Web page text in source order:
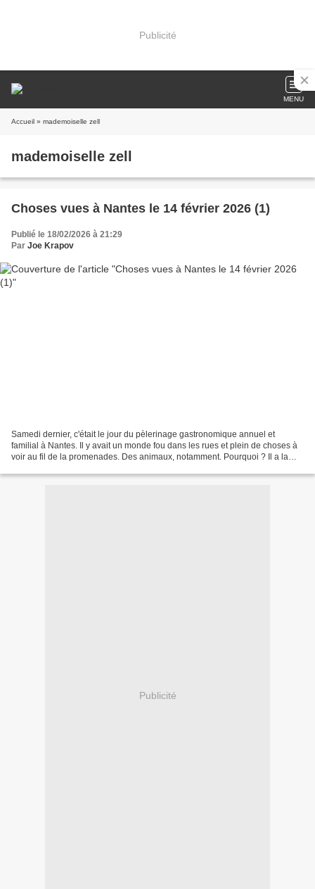
Publicité
MENU
Accueil » mademoiselle zell
mademoiselle zell
Choses vues à Nantes le 14 février 2026 (1)
Publié le 18/02/2026 à 21:29
Par Joe Krapov
Samedi dernier, c'était le jour du pèlerinage gastronomique annuel et
familial à Nantes. Il y avait un monde fou dans les rues et plein de choses à
voir au fil de la promenades. Des animaux, notamment. Pourquoi ? Il a la
Publicité